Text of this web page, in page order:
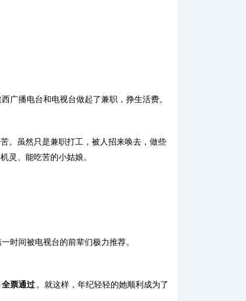
广播电台和电视台做起了兼职，挣生活费。
。虽然只是兼职打工，被人招来唤去，做些
灵、能吃苦的小姑娘。
时间被电视台的前辈们极力推荐。
全票通过 。就这样，年纪轻轻的她顺利成为了